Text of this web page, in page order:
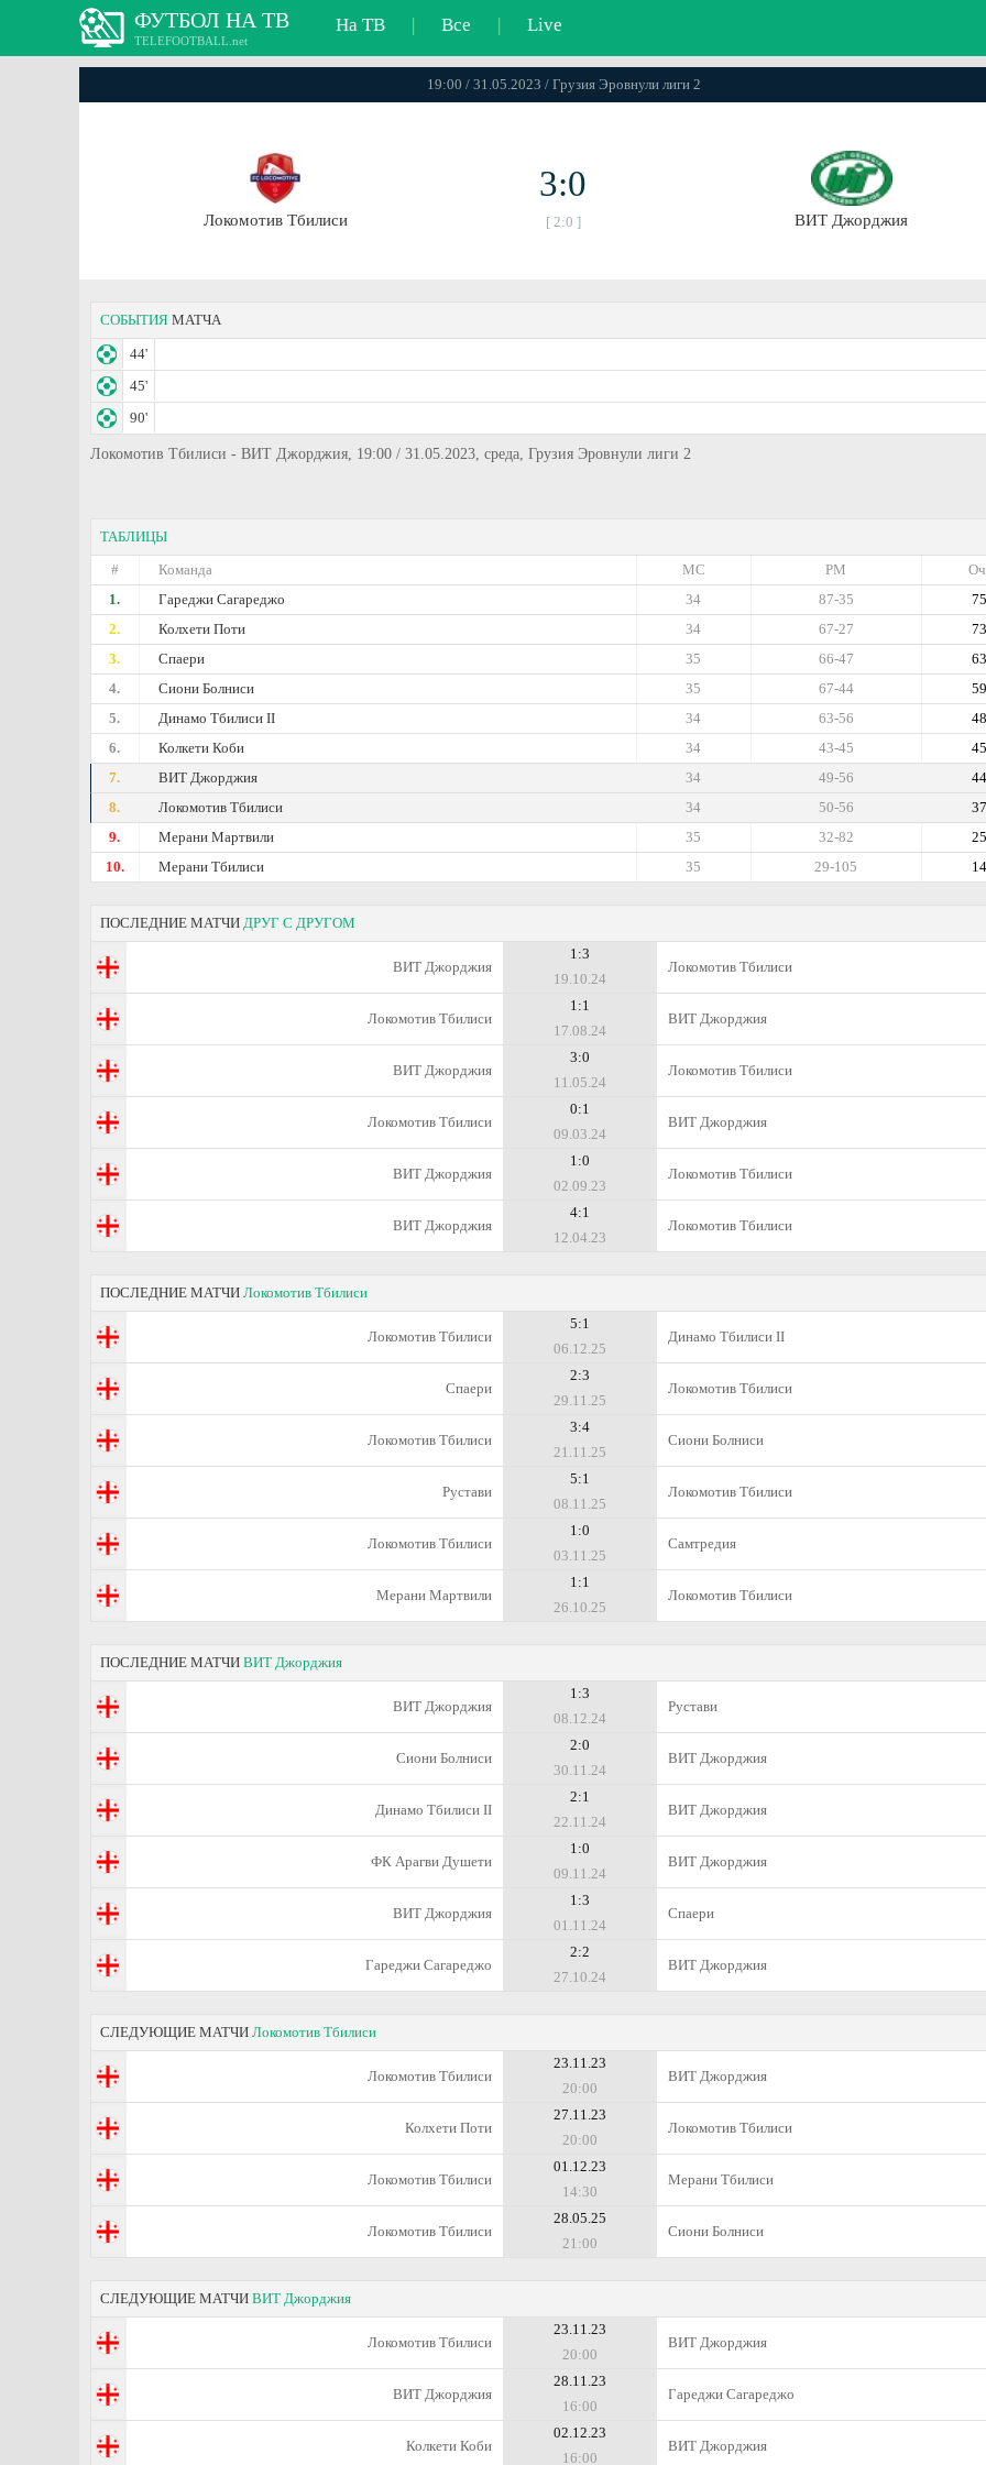
ФУТБОЛ НА ТВ
TELEFOOTBALL.net
На ТВ | Все | Live
19:00 / 31.05.2023 / Грузия Эровнули лиги 2
Локомотив Тбилиси
3:0
[ 2:0 ] ВИТ Джорджия
СОБЫТИЯ МАТЧА
44'
45'
90'
Локомотив Тбилиси - ВИТ Джорджия, 19:00 / 31.05.2023, среда, Грузия Эровнули лиги 2
ТАБЛИЦЫ
#
Команда РМ
МС
1.
Гареджи Сагареджо 75
87-35
34
2.
Колхети Поти 73
67-27
34
3.
Спаери 63
66-47
35
4.
Сиони Болниси 59
67-44
35
5.
Динамо Тбилиси II 48
63-56
34
6.
Колкети Коби 45
43-45
34
7.
ВИТ Джорджия 44
49-56
34
8.
Локомотив Тбилиси 37
50-56
34
9.
Мерани Мартвили 25
32-82
35
10.
Мерани Тбилиси 14
29-105
35
ПОСЛЕДНИЕ МАТЧИ ДРУГ С ДРУГОМ
ВИТ Джорджия
1:3
19.10.24
Локомотив Тбилиси
Локомотив Тбилиси
1:1
17.08.24
ВИТ Джорджия
ВИТ Джорджия
3:0
11.05.24
Локомотив Тбилиси
Локомотив Тбилиси
0:1
09.03.24
ВИТ Джорджия
ВИТ Джорджия
1:0
02.09.23
Локомотив Тбилиси
ВИТ Джорджия
4:1
12.04.23
Локомотив Тбилиси
ПОСЛЕДНИЕ МАТЧИ Локомотив Тбилиси
Локомотив Тбилиси
5:1
06.12.25
Динамо Тбилиси II
Спаери
2:3
29.11.25
Локомотив Тбилиси
Локомотив Тбилиси
3:4
21.11.25
Сиони Болниси
Рустави
5:1
08.11.25
Локомотив Тбилиси
Локомотив Тбилиси
1:0
03.11.25
Самтредия
Мерани Мартвили
1:1
26.10.25
Локомотив Тбилиси
ПОСЛЕДНИЕ МАТЧИ ВИТ Джорджия
ВИТ Джорджия
1:3
08.12.24
Рустави
Сиони Болниси
2:0
30.11.24
ВИТ Джорджия
Динамо Тбилиси II
2:1
22.11.24
ВИТ Джорджия
ФК Арагви Душети
1:0
09.11.24
ВИТ Джорджия
ВИТ Джорджия
1:3
01.11.24
Спаери
Гареджи Сагареджо
2:2
27.10.24
ВИТ Джорджия
СЛЕДУЮЩИЕ МАТЧИ Локомотив Тбилиси
Локомотив Тбилиси
23.11.23
20:00
ВИТ Джорджия
Колхети Поти
27.11.23
20:00
Локомотив Тбилиси
Локомотив Тбилиси
01.12.23
14:30
Мерани Тбилиси
Локомотив Тбилиси
28.05.25
21:00
Сиони Болниси
СЛЕДУЮЩИЕ МАТЧИ ВИТ Джорджия
Локомотив Тбилиси
23.11.23
20:00
ВИТ Джорджия
ВИТ Джорджия
28.11.23
16:00
Гареджи Сагареджо
Колкети Коби
02.12.23
16:00
ВИТ Джорджия